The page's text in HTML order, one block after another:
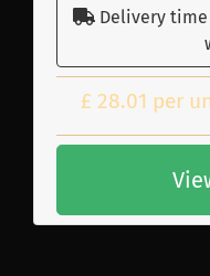
Delivery time
£ 28.01 per